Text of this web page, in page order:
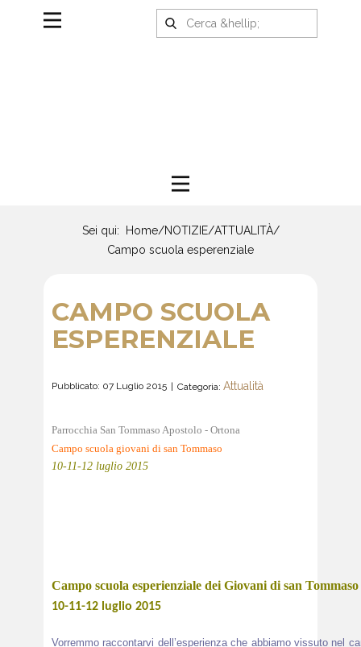
Sei qui: Home/NOTIZIE/ATTUALITÀ/
Campo scuola esperenziale
CAMPO SCUOLA
ESPERENZIALE
Pubblicato: 07 Luglio 2015 Categoria: Attualità
Parrocchia San Tommaso Apostolo - Ortona
Campo scuola giovani di san Tommaso
10-11-12 luglio 2015
Campo scuola esperienziale dei Giovani di san Tommaso
10-11-12 luglio 2015
Vorremmo raccontarvi dell’esperienza che abbiamo vissuto nel